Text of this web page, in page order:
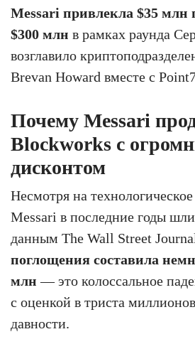
Messari привлекла $35 млн
$300 млн в рамках раунда
возглавило
Brevan Howard вместе с
Почему Messari
Blockworks с
дисконтом
Несмотря на
Messari в последние годы
данным The Wall Street
поглощения составила
млн — это колоссальное
с оценкой в триста
давности.